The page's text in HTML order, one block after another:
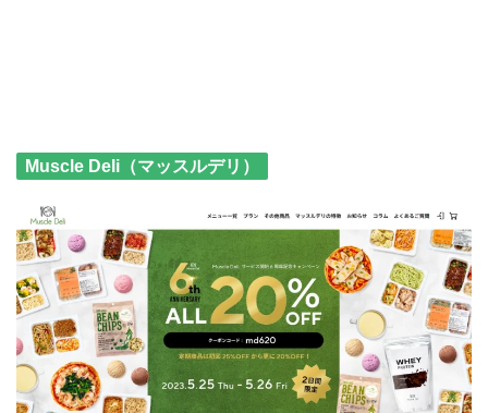
Muscle Deli（マッスルデリ）